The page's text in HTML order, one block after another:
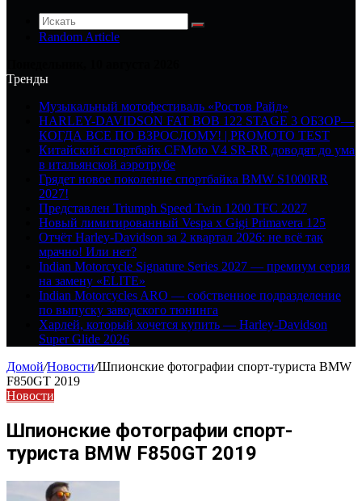
Random Article
Тренды
Музыкальный мотофестиваль «Ростов Райд»
HARLEY-DAVIDSON FAT BOB 122 STAGE 3 ОБЗОР—
КОГДА ВСЕ ПО ВЗРОСЛОМУ! | PROMOTO TEST
Китайский спортбайк CFMoto V4 SR-RR доводят до ума
в итальянской аэротрубе
Грядет новое поколение спортбайка BMW S1000RR
2027!
Представлен Triumph Speed Twin 1200 TFC 2027
Новый лимитированный Vespa x Gigi Primavera 125
Отчёт Harley-Davidson за 2 квартал 2026: не всё так
мрачно! Или нет?
Indian Motorcycle Signature Series 2027 — премиум серия
на замену «ELITE»
Indian Motorcycles ARO — собственное подразделение
по выпуску заводского тюнинга
Харлей, который хочется купить — Harley-Davidson
Super Glide 2026
Домой/Новости/Шпионские фотографии спорт-туриста BMW
F850GT 2019
Новости
Шпионские фотографии спорт-
туриста BMW F850GT 2019